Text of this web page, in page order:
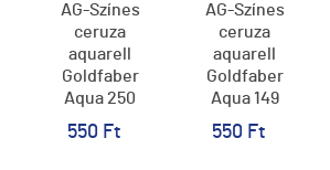
AG-Színes
ceruza
aquarell
Goldfaber
Aqua 250
arany
550 Ft
AG-Színes
ceruza
aquarell
Goldfaber
Aqua 149
kékes
türkiz
550 Ft